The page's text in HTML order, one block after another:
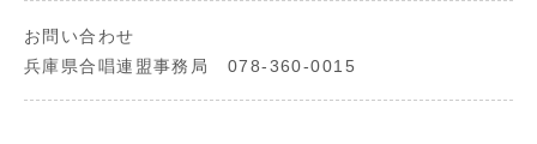
お問い合わせ
兵庫県合唱連盟事務局 078-360-0015